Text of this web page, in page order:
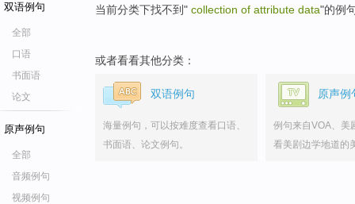
双语例句
全部
口语
书面语
论文
原声例句
全部
音频例句
视频例句
当前分类下找不到" collection of attribute data"的例
或者看看其他分类：
双语例句
海量例句，可以按难度查看口语、
书面语、论文例句。
原声例
例句来自VOA、美
看美剧边学地道的